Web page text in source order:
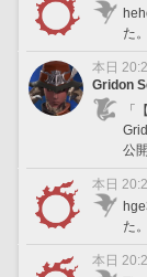
た。
本日
Gridon
「
公
本日
た。
本日